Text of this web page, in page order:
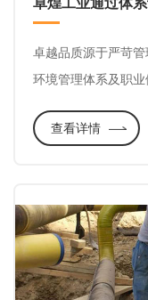
卓越品质源于严苛管
环境管理体系及职
查看详情